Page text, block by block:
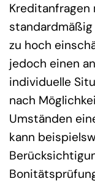
Kreditanfragen
standardmäßig
zu hoch
jedoch einen
individuelle
nach
Umständen
kann